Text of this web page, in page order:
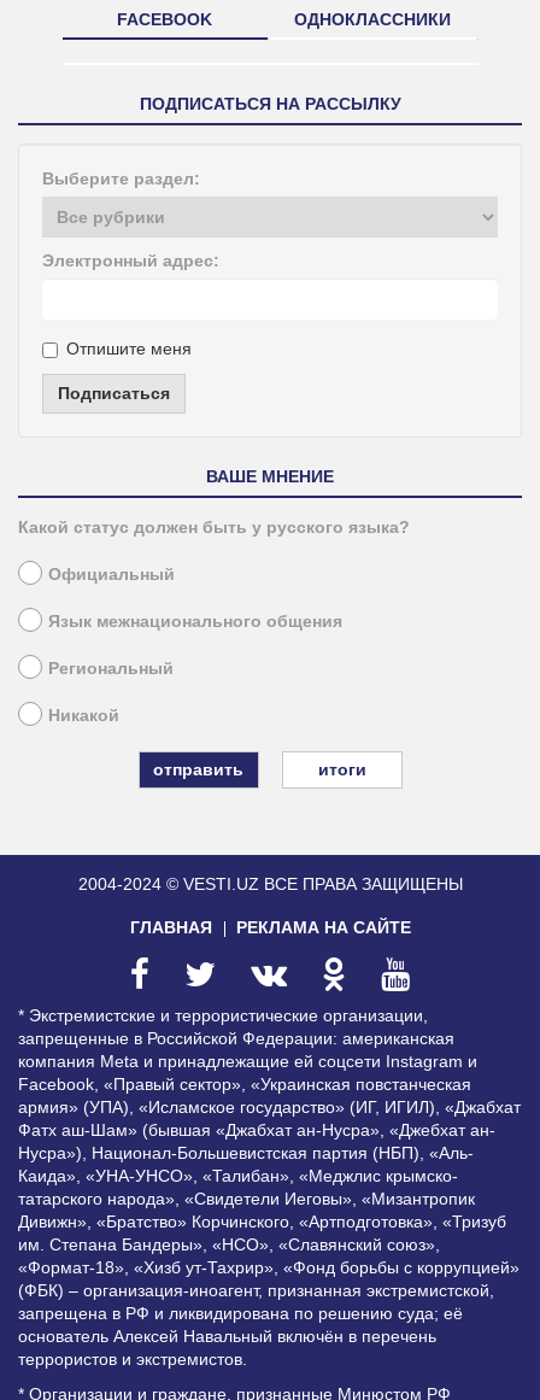
FACEBOOK ОДНОКЛАССНИКИ
ПОДПИСАТЬСЯ НА РАССЫЛКУ
Выберите раздел:
Электронный адрес:
Отпишите меня
Подписаться
ВАШЕ МНЕНИЕ
Какой статус должен быть у русского языка?
Официальный
Язык межнационального общения
Региональный
Никакой
итоги
2004-2024 © VESTI.UZ ВСЕ ПРАВА ЗАЩИЩЕНЫ
ГЛАВНАЯ РЕКЛАМА НА САЙТЕ
* Экстремистские и террористические организации,
запрещенные в Российской Федерации: американская
компания Meta и принадлежащие ей соцсети Instagram и
Facebook, «Правый сектор», «Украинская повстанческая
армия» (УПА), «Исламское государство» (ИГ, ИГИЛ), «Джабхат
Фатх аш-Шам» (бывшая «Джабхат ан-Нусра», «Джебхат ан-
Нусра»), Национал-Большевистская партия (НБП), «Аль-
Каида», «УНА-УНСО», «Талибан», «Меджлис крымско-
татарского народа», «Свидетели Иеговы», «Мизантропик
Дивижн», «Братство» Корчинского, «Артподготовка», «Тризуб
им. Степана Бандеры», «НСО», «Славянский союз»,
«Формат-18», «Хизб ут-Тахрир», «Фонд борьбы с коррупцией»
(ФБК) – организация-иноагент, признанная экстремистской,
запрещена в РФ и ликвидирована по решению суда; её
основатель Алексей Навальный включён в перечень
террористов и экстремистов.
* Организации и граждане, признанные Минюстом РФ